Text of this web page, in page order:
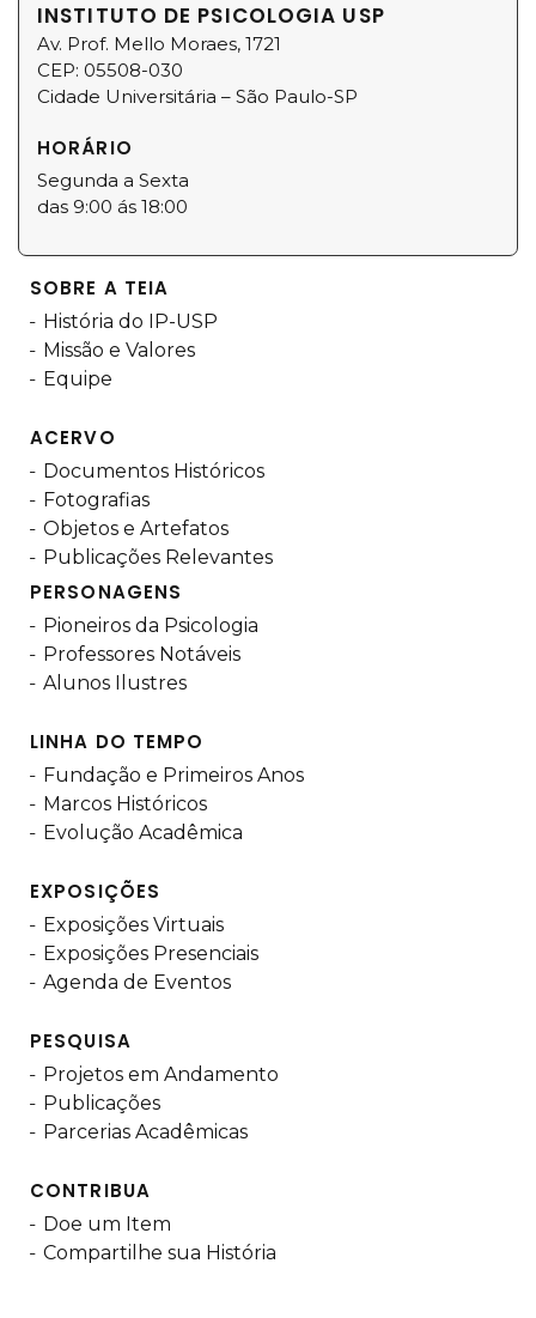
INSTITUTO DE PSICOLOGIA USP
Av. Prof. Mello Moraes, 1721
CEP: 05508-030
Cidade Universitária – São Paulo-SP
HORÁRIO
Segunda a Sexta
das 9:00 ás 18:00
SOBRE A TEIA
História do IP-USP
Missão e Valores
Equipe
ACERVO
Documentos Históricos
Fotografias
Objetos e Artefatos
Publicações Relevantes
PERSONAGENS
Pioneiros da Psicologia
Professores Notáveis
Alunos Ilustres
LINHA DO TEMPO
Fundação e Primeiros Anos
Marcos Históricos
Evolução Acadêmica
EXPOSIÇÕES
Exposições Virtuais
Exposições Presenciais
Agenda de Eventos
PESQUISA
Projetos em Andamento
Publicações
Parcerias Acadêmicas
CONTRIBUA
Doe um Item
Compartilhe sua História